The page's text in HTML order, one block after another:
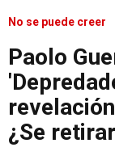
No se puede creer
Paolo
¿Se